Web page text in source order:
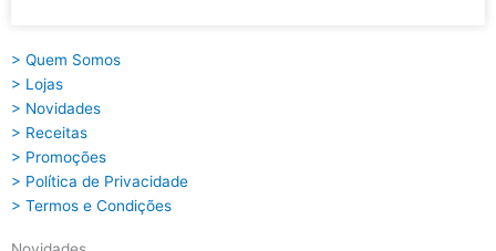
> Quem Somos
> Lojas
> Novidades
> Receitas
> Promoções
> Política de Privacidade
> Termos e Condições